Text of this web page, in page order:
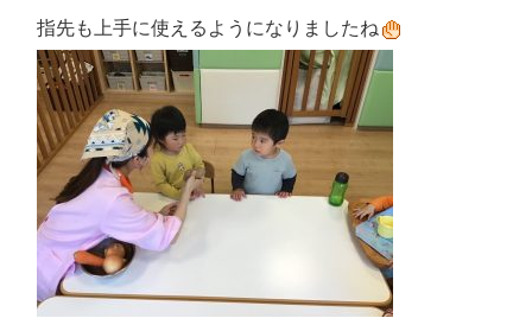
指先も上手に使えるようになりましたね